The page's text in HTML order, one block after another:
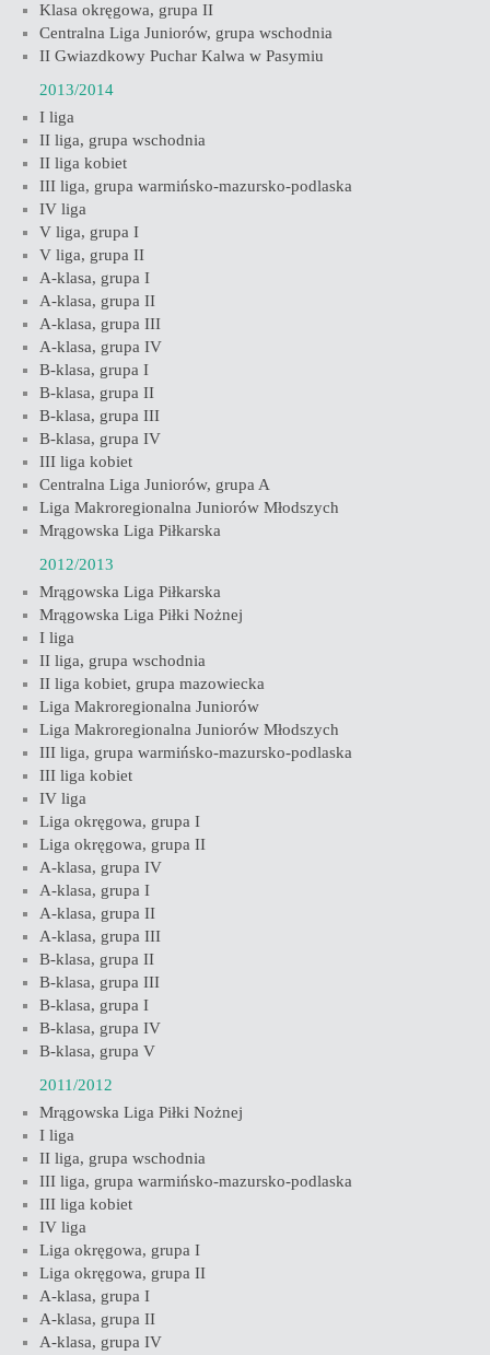
Klasa okręgowa, grupa II
Centralna Liga Juniorów, grupa wschodnia
II Gwiazdkowy Puchar Kalwa w Pasymiu
2013/2014
I liga
II liga, grupa wschodnia
II liga kobiet
III liga, grupa warmińsko-mazursko-podlaska
IV liga
V liga, grupa I
V liga, grupa II
A-klasa, grupa I
A-klasa, grupa II
A-klasa, grupa III
A-klasa, grupa IV
B-klasa, grupa I
B-klasa, grupa II
B-klasa, grupa III
B-klasa, grupa IV
III liga kobiet
Centralna Liga Juniorów, grupa A
Liga Makroregionalna Juniorów Młodszych
Mrągowska Liga Piłkarska
2012/2013
Mrągowska Liga Piłkarska
Mrągowska Liga Piłki Nożnej
I liga
II liga, grupa wschodnia
II liga kobiet, grupa mazowiecka
Liga Makroregionalna Juniorów
Liga Makroregionalna Juniorów Młodszych
III liga, grupa warmińsko-mazursko-podlaska
III liga kobiet
IV liga
Liga okręgowa, grupa I
Liga okręgowa, grupa II
A-klasa, grupa IV
A-klasa, grupa I
A-klasa, grupa II
A-klasa, grupa III
B-klasa, grupa II
B-klasa, grupa III
B-klasa, grupa I
B-klasa, grupa IV
B-klasa, grupa V
2011/2012
Mrągowska Liga Piłki Nożnej
I liga
II liga, grupa wschodnia
III liga, grupa warmińsko-mazursko-podlaska
III liga kobiet
IV liga
Liga okręgowa, grupa I
Liga okręgowa, grupa II
A-klasa, grupa I
A-klasa, grupa II
A-klasa, grupa IV